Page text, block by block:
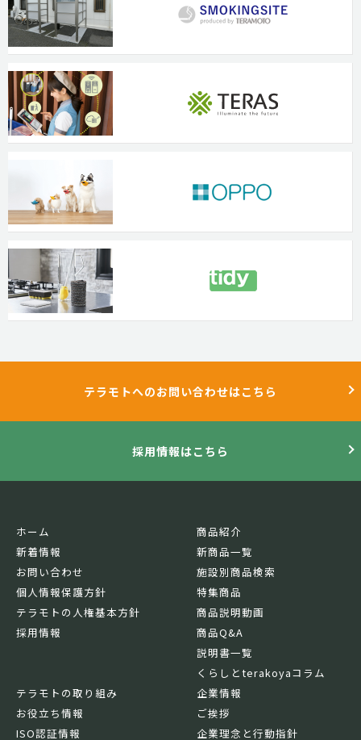
テラモトへのお問い合わせはこちら
採用情報はこちら
ホーム
新着情報
お問い合わせ
個人情報保護方針
テラモトの人権基本方針
採用情報
商品紹介
新商品一覧
施設別商品検索
特集商品
商品説明動画
商品Q&A
説明書一覧
くらしとterakoyaコラム
テラモトの取り組み
お役立ち情報
ISO認証情報
企業情報
ご挨拶
企業理念と行動指針